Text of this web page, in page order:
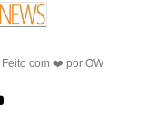
Feito com ❤️ por OW